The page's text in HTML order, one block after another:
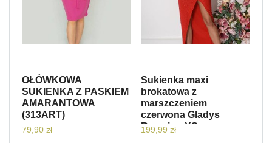
OŁÓWKOWA
SUKIENKA Z PASKIEM
AMARANTOWA
(313ART)
79,90 zł
Sukienka maxi
brokatowa z
marszczeniem
czerwona Gladys
Rozmiar: XS
199,99 zł